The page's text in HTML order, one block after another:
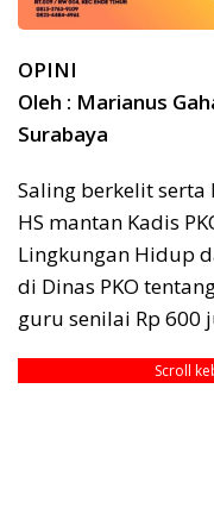
OPINI
Oleh : Marianus
Surabaya
Saling berkelit
HS mantan Kadis
Lingkungan Hidup
di Dinas PKO
guru senilai Rp 600
Scroll